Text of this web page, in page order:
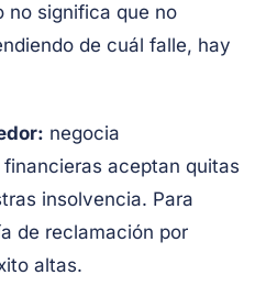
no significa que no
de cuál falle, hay
negocia
aceptan quitas
insolvencia. Para
de reclamación por
altas.